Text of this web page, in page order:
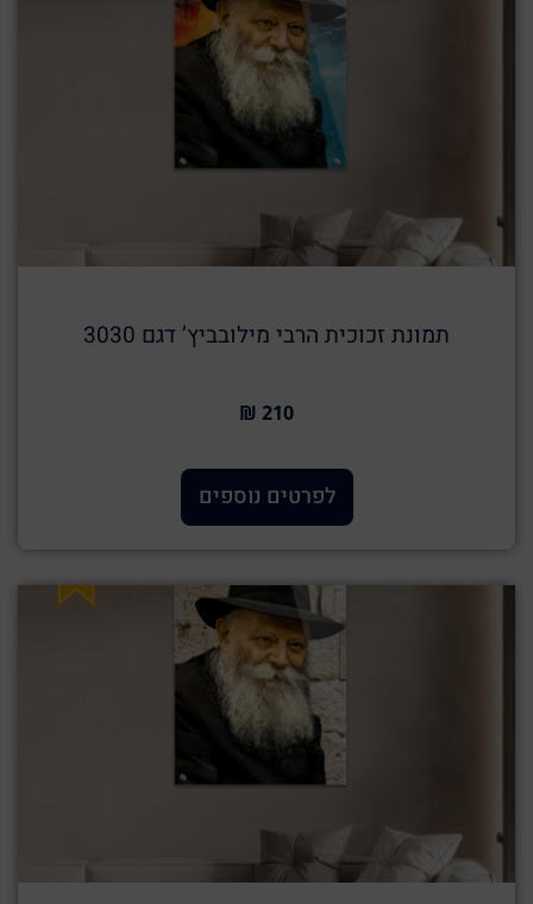
תמונת זכוכית הרבי מילובביץ’ דגם 3030
210 ₪
לפרטים נוספים